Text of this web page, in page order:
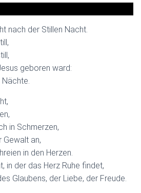
nach der Stillen Nacht.
geboren ward:
Nächte.
in Schmerzen,
Gewalt an,
in den Herzen.
in der das Herz Ruhe findet,
Glaubens, der Liebe, der Freude.